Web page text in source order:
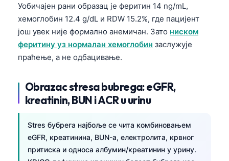
Уобичајен рани образац је феритин 14 ng/mL,
хемоглобин 12.4 g/dL и RDW 15.2%, где пацијент
још увек није формално анемичан. Зато ниском
феритину уз нормалан хемоглобин заслужује
праћење, а не одбацивање.
Obrazac stresa bubrega: eGFR,
kreatinin, BUN i ACR u urinu
Stres бубрега најбоље се чита комбиновањем
eGFR, креатинина, BUN-а, електролита, крвног
притиска и односа албумин/креатинин у урину.